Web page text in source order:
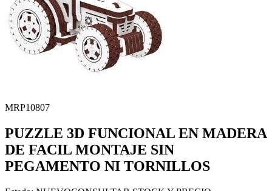
MRP10807
PUZZLE 3D FUNCIONAL EN MADERA
DE FACIL MONTAJE SIN
PEGAMENTO NI TORNILLOS